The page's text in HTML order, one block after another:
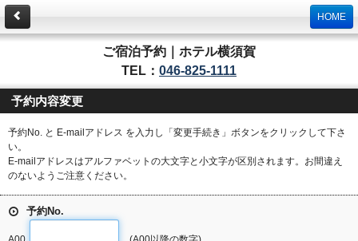
HOME
ご宿泊予約｜ホテル横須賀
TEL： 046-825-1111
予約内容変更
予約No. と E-mailアドレス を入力し「変更手続き」ボタンをクリックして下さ
い。
E-mailアドレスはアルファベットの大文字と小文字が区別されます。お間違え
のないようご注意ください。
予約No.